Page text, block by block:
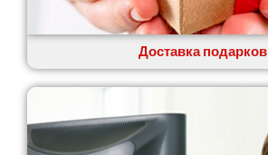
Доставка подарков